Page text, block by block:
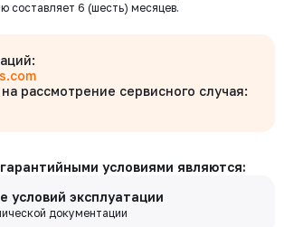
лиц
по выставленному Счету, с указанием его № в
Денежные средства поступят на расчетный
дня после оплаты. После зачисления 100%
банке, действующим на территории России.
в качестве получателя платежа ООО "Комплект
к платежу - номер счёта.
составляет 6 (шесть) месяцев.
рассмотрение сервисного случая:
условиями являются:
условий эксплуатации
документации